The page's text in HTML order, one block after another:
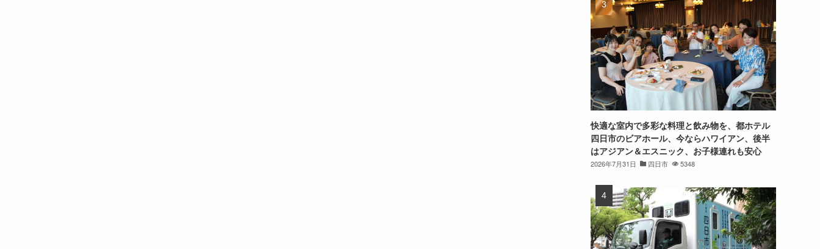
快適な室内で多彩な料理と飲み物を、都ホテル
四日市のビアホール、今ならハワイアン、後半
はアジアン＆エスニック、お子様連れも安心
2026年7月31日 四日市 5348